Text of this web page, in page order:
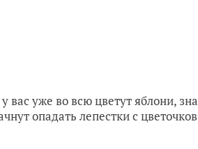
уже во всю цветут яблони,
опадать лепестки с